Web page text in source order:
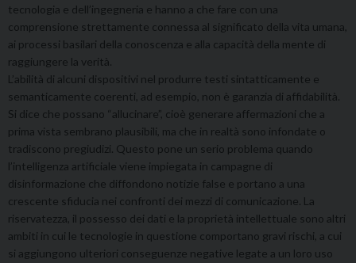
tecnologia e dell’ingegneria e hanno a che fare con una
comprensione strettamente connessa al significato della vita umana,
ai processi basilari della conoscenza e alla capacità della mente di
raggiungere la verità.
L’abilità di alcuni dispositivi nel produrre testi sintatticamente e
semanticamente coerenti, ad esempio, non è garanzia di affidabilità.
Si dice che possano “allucinare”, cioè generare affermazioni che a
prima vista sembrano plausibili, ma che in realtà sono infondate o
tradiscono pregiudizi. Questo pone un serio problema quando
l’intelligenza artificiale viene impiegata in campagne di
disinformazione che diffondono notizie false e portano a una
crescente sfiducia nei confronti dei mezzi di comunicazione. La
riservatezza, il possesso dei dati e la proprietà intellettuale sono altri
ambiti in cui le tecnologie in questione comportano gravi rischi, a cui
si aggiungono ulteriori conseguenze negative legate a un loro uso